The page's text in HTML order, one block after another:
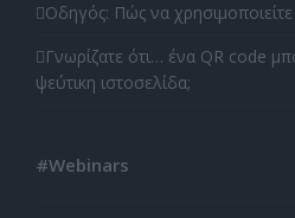
Οδηγός: Πώς να
Γνωρίζατε ότι… ένα QR code
ψεύτικη ιστοσελίδα;
#Webinars